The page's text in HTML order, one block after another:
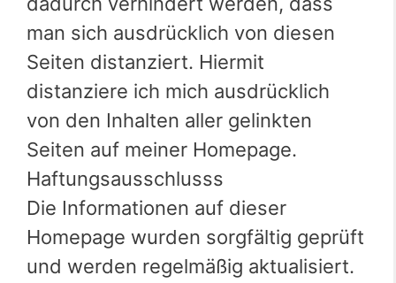
man sich ausdrücklich von diesen
Seiten distanziert. Hiermit
distanziere ich mich ausdrücklich
von den Inhalten aller gelinkten
Seiten auf meiner Homepage.
Haftungsausschlusss
Die Informationen auf dieser
Homepage wurden sorgfältig geprüft
und werden regelmäßig aktualisiert.